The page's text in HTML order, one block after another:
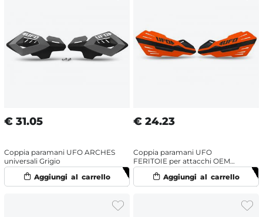
€ 31.05
Coppia paramani UFO ARCHES
universali Grigio
€ 24.23
Coppia paramani UFO
FERITOIE per attacchi OEM
Husqvarna/KTM Arancione